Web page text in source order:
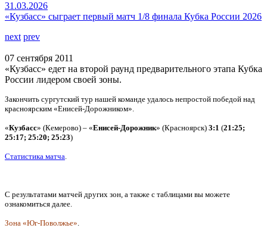
31.03.2026
«Кузбасс» сыграет первый матч 1/8 финала Кубка России 2026
next prev
07 сентября 2011
«Кузбасс» едет на второй раунд предварительного этапа Кубка
России лидером своей зоны.
Закончить сургутский тур нашей команде удалось непростой победой над
красноярским «Енисей-Дорожником».
«Кузбасс» (Кемерово) – «Енисей-Дорожник» (Красноярск) 3:1 (21:25;
25:17; 25:20; 25:23)
Статистика матча.
С результатами матчей других зон, а также с таблицами вы можете
ознакомиться далее.
Зона «Юг-Поволжье».